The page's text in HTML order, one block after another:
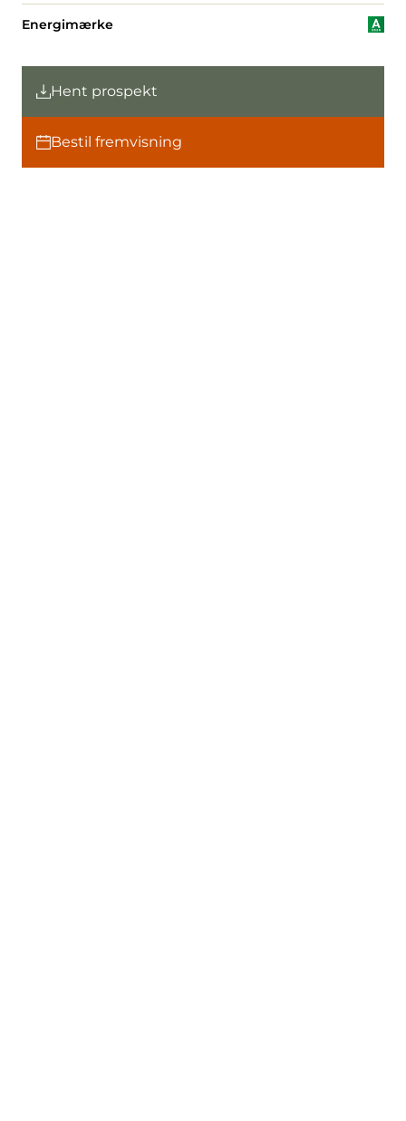
Energimærke
Hent prospekt
Bestil fremvisning